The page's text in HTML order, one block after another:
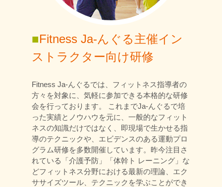
■Fitness Ja-んぐる主催イン
ストラクター向け研修
Fitness Ja-んぐるでは、フィットネス指導者の
方々を対象に、気軽に参加できる本格的な研修
会を行っております。 これまでJa-んぐるで培
った実績とノウハウを元に、一般的なフィット
ネスの知識だけではなく、即現場で生かせる指
導のテクニックや、エビデンスのある運動プロ
グラム研修を多数開催しています。昨今注目さ
れている「介護予防」「体幹ト レーニング」な
どフィットネス分野における最新の理論、エク
ササイズツール、テクニックを学ぶことができ